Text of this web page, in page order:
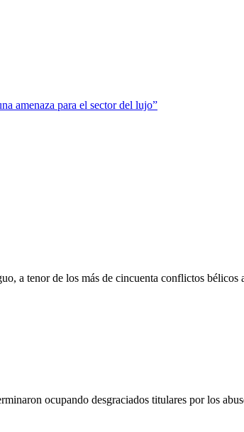
amenaza para el sector del lujo”
a tenor de los más de cincuenta conflictos
ocupando desgraciados titulares por los